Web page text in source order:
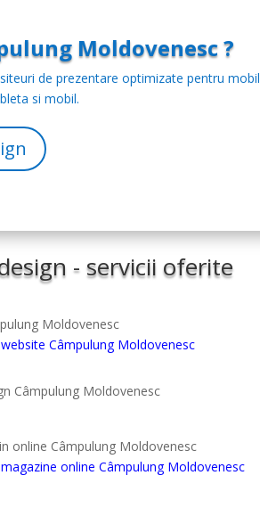
Moldovenesc ?
de prezentare optimizate pentru mobil
si mobil.
- servicii oferite
Moldovenesc
Câmpulung Moldovenesc
Câmpulung Moldovenesc
online Câmpulung Moldovenesc
online Câmpulung Moldovenesc